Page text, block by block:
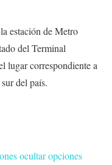
estación de Metro
del Terminal
lugar correspondiente a
del país.
ocultar opciones